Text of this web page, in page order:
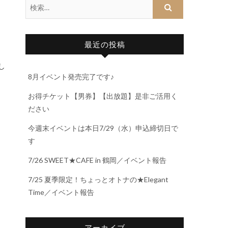
最近の投稿
8月イベント発売完了です♪
お得チケット【男券】【出放題】是非ご活用く
ださい
今週末イベントは本日7/29（水）申込締切日で
す
7/26 SWEET★CAFE in 鶴岡／イベント報告
7/25 夏季限定！ちょっとオトナの★Elegant
Time／イベント報告